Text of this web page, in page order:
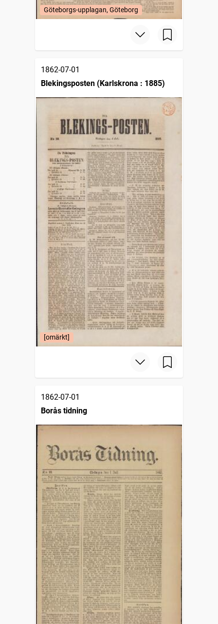
Göteborgs-upplagan, Göteborg
1862-07-01
Blekingsposten (Karlskrona : 1885)
[omärkt]
1862-07-01
Borås tidning